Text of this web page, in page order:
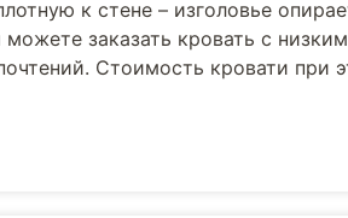
к стене – изголовье
можете заказать кровать с
Стоимость кровати при